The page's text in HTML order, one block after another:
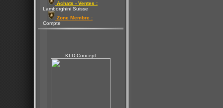
Achats - Ventes :
Lamborghini Suisse
Zone Membre :
Compte
KLD Concept